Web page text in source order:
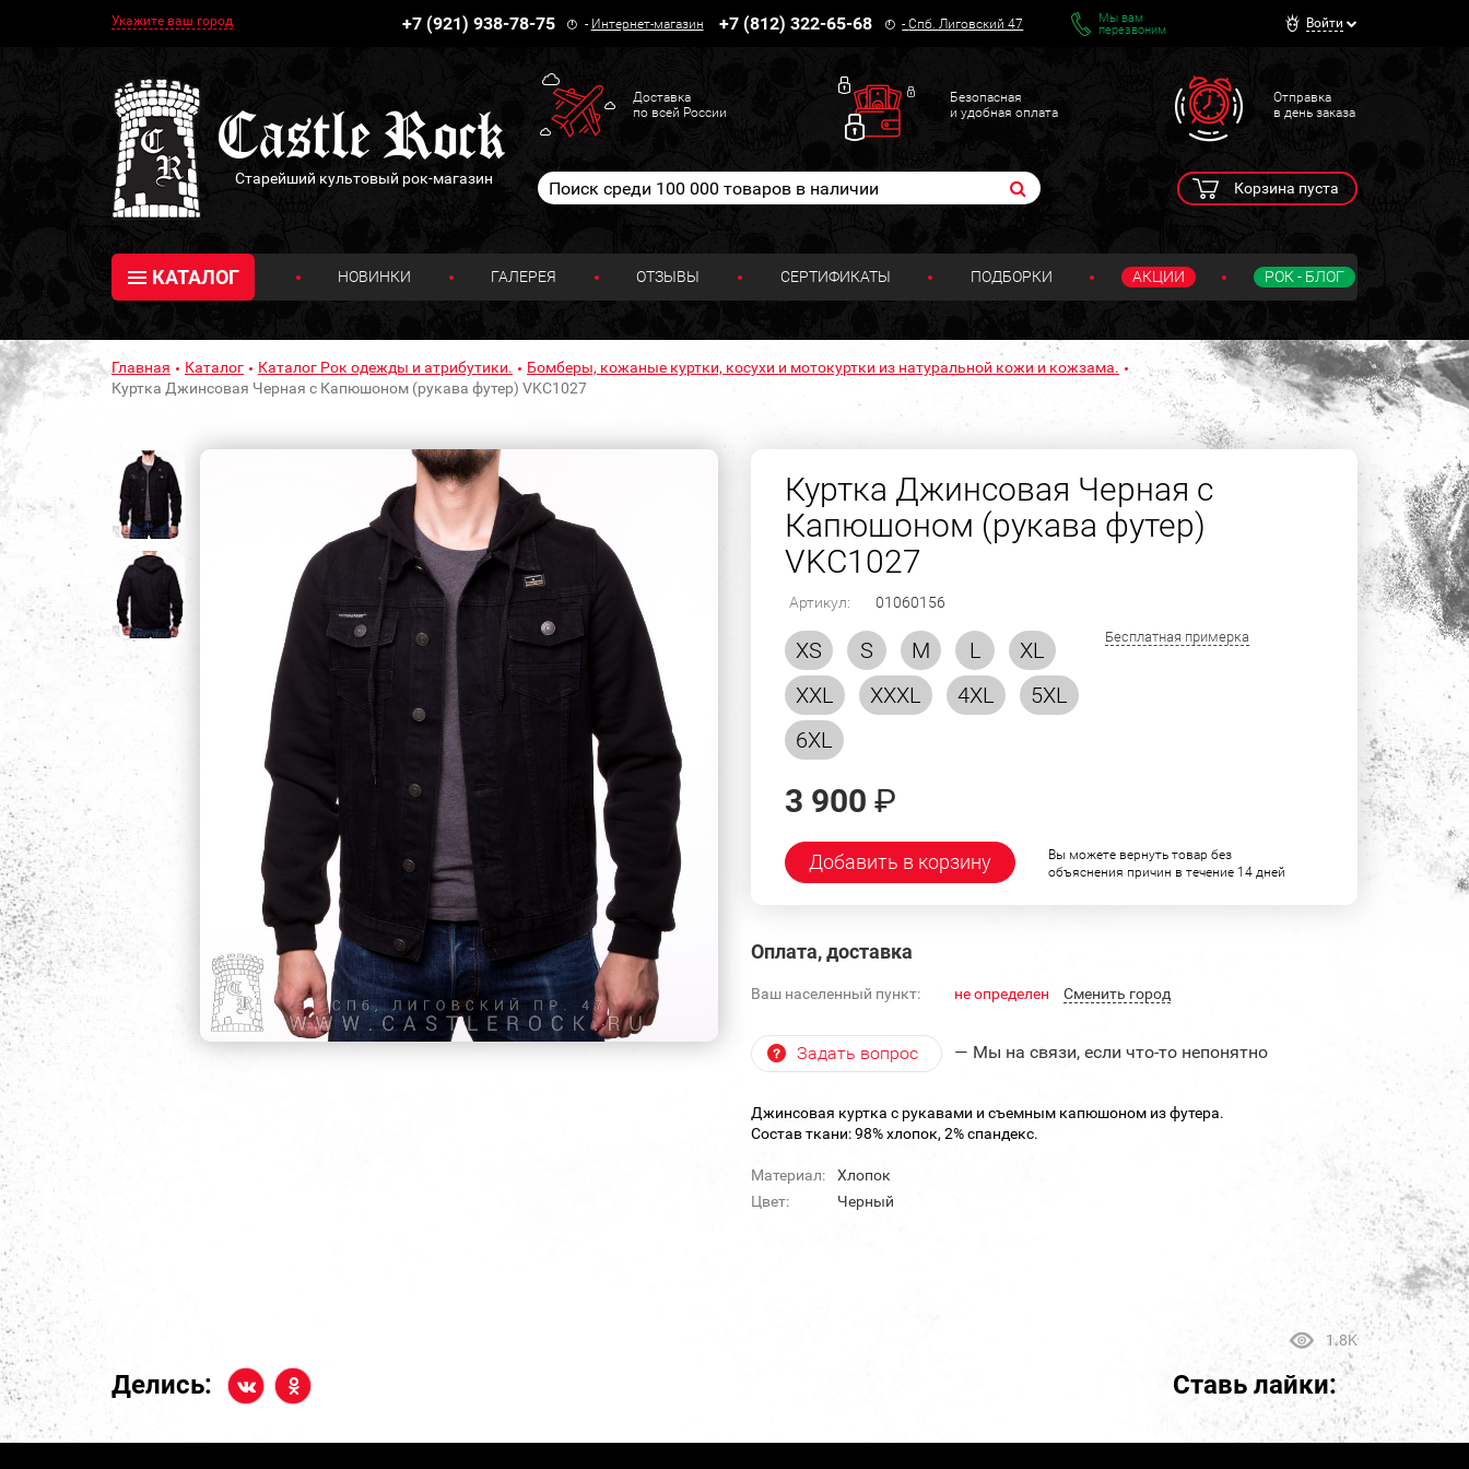
Укажите ваш город +7 (921) 938-78-75 - Интернет-магазин +7 (812) 322-65-68 -Спб. Лиговский 47
Мы вам
перезвоним
Войти
Старейший культовый рок-магазин
Доставка
по всей России
Безопасная
и удобная оплата
Отправка
в день заказа
Корзина пуста
КАТАЛОГ НОВИНКИ ГАЛЕРЕЯ ОТЗЫВЫ СЕРТИФИКАТЫ ПОДБОРКИ АКЦИИ РОК - БЛОГ
Главная Каталог Каталог Рок одежды и атрибутики.
Бомберы, кожаные куртки, косухи и мотокуртки из натуральной кожи и кожзама.
Куртка Джинсовая Черная с Капюшоном (рукава футер) VKC1027
Куртка Джинсовая Черная с
Капюшоном (рукава футер)
VKC1027
Артикул: 01060156
XS S M L
XL
XXL
XXXL 4XL
5XL
6XL
Бесплатная примерка
3 900 ₽
Добавить в корзину
Вы можете вернуть товар без
объяснения причин в течение 14 дней
Оплата, доставка
Ваш населенный пункт: не определен Cменить город
Задать вопрос — Мы на связи, если что-то непонятно
Джинсовая куртка с рукавами и съемным капюшоном из футера.
Состав ткани: 98% хлопок, 2% спандекс.
Материал:
Хлопок
Цвет:
Черный
1.8K
Делись: Ставь лайки: